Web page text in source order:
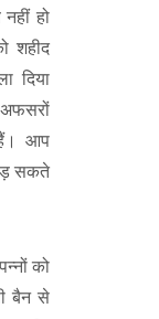
हो
शहीद
दिया
हैं। आप
सकते
को
बैन से